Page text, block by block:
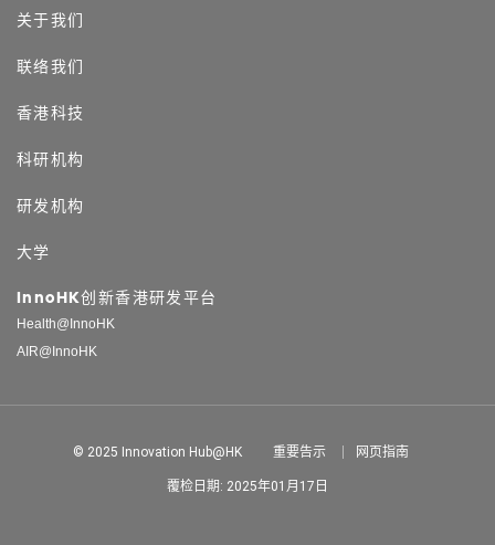
关于我们
联络我们
香港科技
科研机构
研发机构
大学
InnoHK创新香港研发平台
Health@InnoHK
AIR@InnoHK
© 2025 Innovation Hub@HK 重要告示 网页指南
覆检日期: 2025年01月17日